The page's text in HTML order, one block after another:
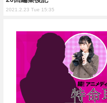
2021.2.23 Tue 15:35